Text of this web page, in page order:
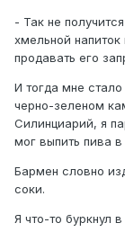
- Так не
хмельной
продавать его
И тогда мне
черно-зеленом
Силинциарий, я
мог выпить пива
Бармен словно
соки.
Я что-то буркнул